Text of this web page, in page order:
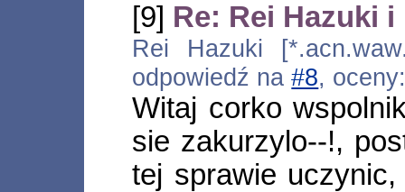
[9] Re: Rei Hazuki i
Rei Hazuki
odpowiedź na#8,
Witaj corko
sie zakurzylo--!,
tej sprawie